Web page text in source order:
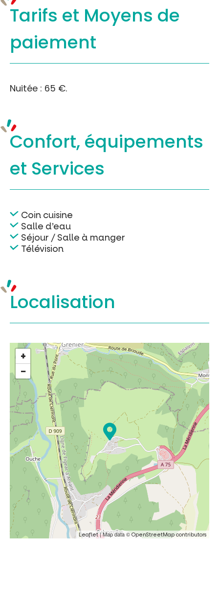
Tarifs et Moyens de
paiement
Nuitée : 65 €.
Confort, équipements
et Services
Coin cuisine
Salle d’eau
Séjour / Salle à manger
Télévision
Localisation
+
−
Leaflet| Map data © OpenStreetMap contributors